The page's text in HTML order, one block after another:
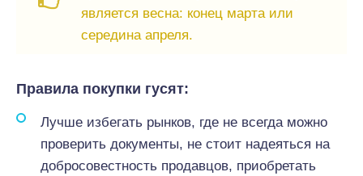
является весна: конец марта или
середина апреля.
Правила покупки гусят:
Лучше избегать рынков, где не всегда можно
проверить документы, не стоит надеяться на
добросовестность продавцов, приобретать